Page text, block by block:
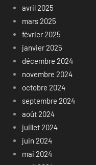
avril 2025
mars 2025
février 2025
janvier 2025
décembre 2024
novembre 2024
octobre 2024
septembre 2024
août 2024
juillet 2024
juin 2024
mai 2024